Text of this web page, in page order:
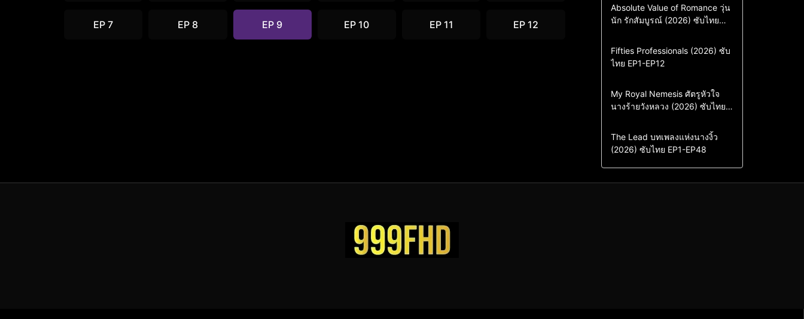
EP 7 EP 8 EP 9 EP 10 EP 11 EP 12
Comedy Drama
ซีรี่ย์เกาหลี
ซีรี่ย์เกาหลีซับไทย
Absolute Value of Romance วุ่น
นัก รักสัมบูรณ์ (2026) ซับไทย
Action & Adventure
Comedy
Drama
ซีรี่ย์เกาหลี
Fifties Professionals (2026) ซับ
ไทย EP1-EP12
Comedy
Drama
Sci-Fi & Fantasy
ซีรี่ย์เกาหลี
My Royal Nemesis ศัตรูหัวใจ
นางร้ายวังหลวง (2026) ซับไทย
Drama
ซีรี่ย์จีน
ซีรี่ย์จีนซับไทย
The Lead บทเพลงแห่งนางงิ้ว
(2026) ซับไทย EP1-EP48